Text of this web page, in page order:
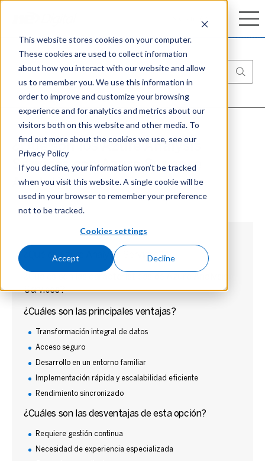
This website stores cookies on your computer.
These cookies are used to collect information
about how you interact with our website and allow
us to remember you. We use this information in
order to improve and customize your browsing
experience and for analytics and metrics about our
visitors both on this website and other media. To
find out more about the cookies we use, see our
Privacy Policy
If you decline, your information won’t be tracked
when you visit this website. A single cookie will be
used in your browser to remember your preference
not to be tracked.
Cookies settings
Accept Decline
Aprenda más
¿Qué son los Azure Analysis
Services con Azure Synapse
Analytics?
¿Qué es Azure Analysis Services?
Services?
¿Cuáles son las principales ventajas?
Transformación integral de datos
Acceso seguro
Desarrollo en un entorno familiar
Implementación rápida y escalabilidad eficiente
Rendimiento sincronizado
¿Cuáles son las desventajas de esta opción?
Requiere gestión continua
Necesidad de experiencia especializada